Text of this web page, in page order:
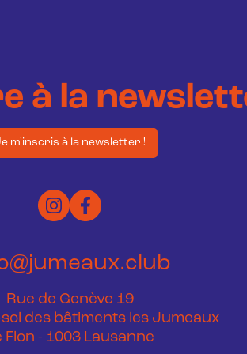
à la
m'inscris à la newsletter !
Rue de Genève 19
des bâtiments les Jumeaux
Flon - 1003 Lausanne